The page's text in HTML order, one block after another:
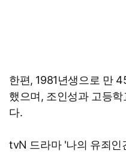
한편, 1981년생으로 만
했으며, 조인성과 고등
다.
tvN 드라마 '나의 유죄인